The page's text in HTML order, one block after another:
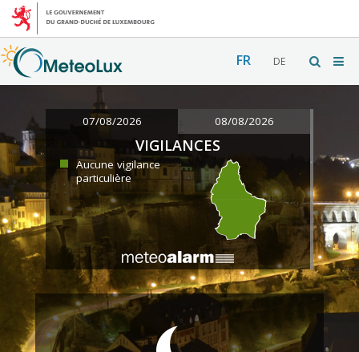
FR DE
07/08/2026 08/08/2026
VIGILANCES
Aucune vigilance
particulière